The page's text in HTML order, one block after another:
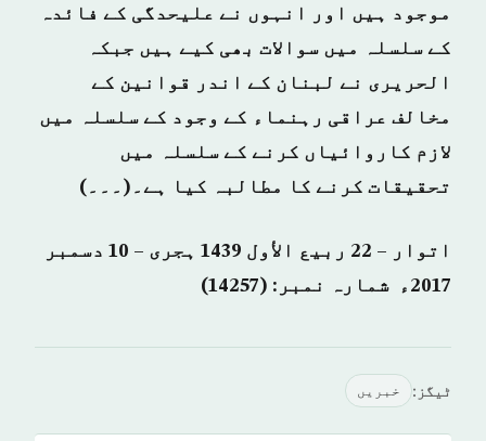
موجود ہیں اور انہوں نے علیحدگی کے فائدہ
کے سلسلہ میں سوالات بھی کیے ہیں جبکہ
الحریری نے لبنان کے اندر قوانین کے
مخالف عراقی رہنماء کے وجود کے سلسلہ میں
لازم کاروائیاں کرنے کے سلسلہ میں
تحقیقات کرنے کا مطالبہ کیا ہے۔(۔۔۔)
اتوار – 22 ربيع الأول 1439 ہجری – 10 دسمبر
2017ء شمارہ نمبر: (14257)
ٹیگز: خبريں